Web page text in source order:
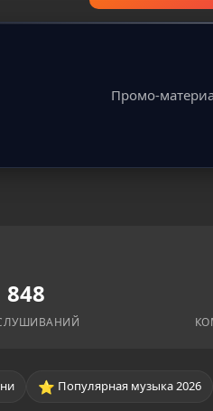
Промо-
848
⭐ Популярная музыка 2026